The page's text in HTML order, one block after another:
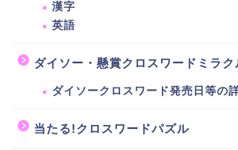
漢字
英語
ダイソー・懸賞クロスワードミラク
ダイソークロスワード発売日等の
当たる!クロスワードパズル